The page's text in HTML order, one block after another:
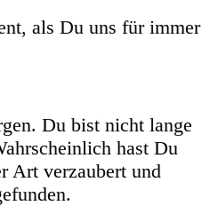
als Du uns für immer
Du bist nicht lange
hast Du
Art verzaubert und